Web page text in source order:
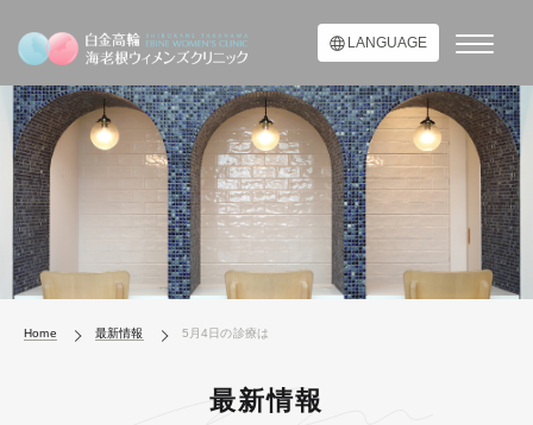
LANGUAGE
Home 最新情報 5月4日の診療は
最新情報